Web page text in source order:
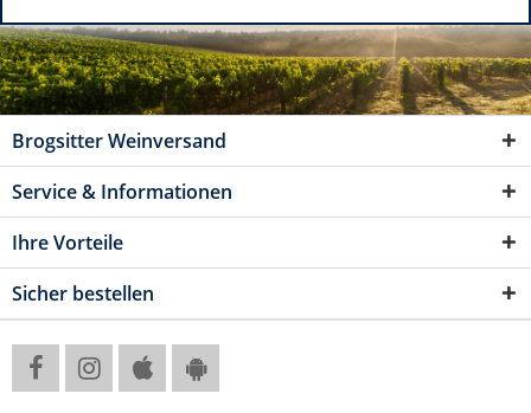
Brogsitter Weinversand
Service & Informationen
Ihre Vorteile
Sicher bestellen